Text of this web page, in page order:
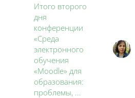
Итого второго
дня
конференции
«Среда
электронного
обучения
«Moodle» для
образования:
проблемы, ...